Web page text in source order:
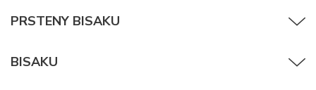
PRSTENY BISAKU
BISAKU